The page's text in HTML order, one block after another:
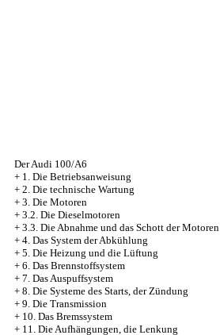
Der Audi 100/A6
+ 1. Die Betriebsanweisung
+ 2. Die technische Wartung
+ 3. Die Motoren
+ 3.2. Die Dieselmotoren
+ 3.3. Die Abnahme und das Schott der Motoren
+ 4. Das System der Abkühlung
+ 5. Die Heizung und die Lüftung
+ 6. Das Brennstoffsystem
+ 7. Das Auspuffsystem
+ 8. Die Systeme des Starts, der Zündung
+ 9. Die Transmission
+ 10. Das Bremssystem
+ 11. Die Aufhängungen, die Lenkung